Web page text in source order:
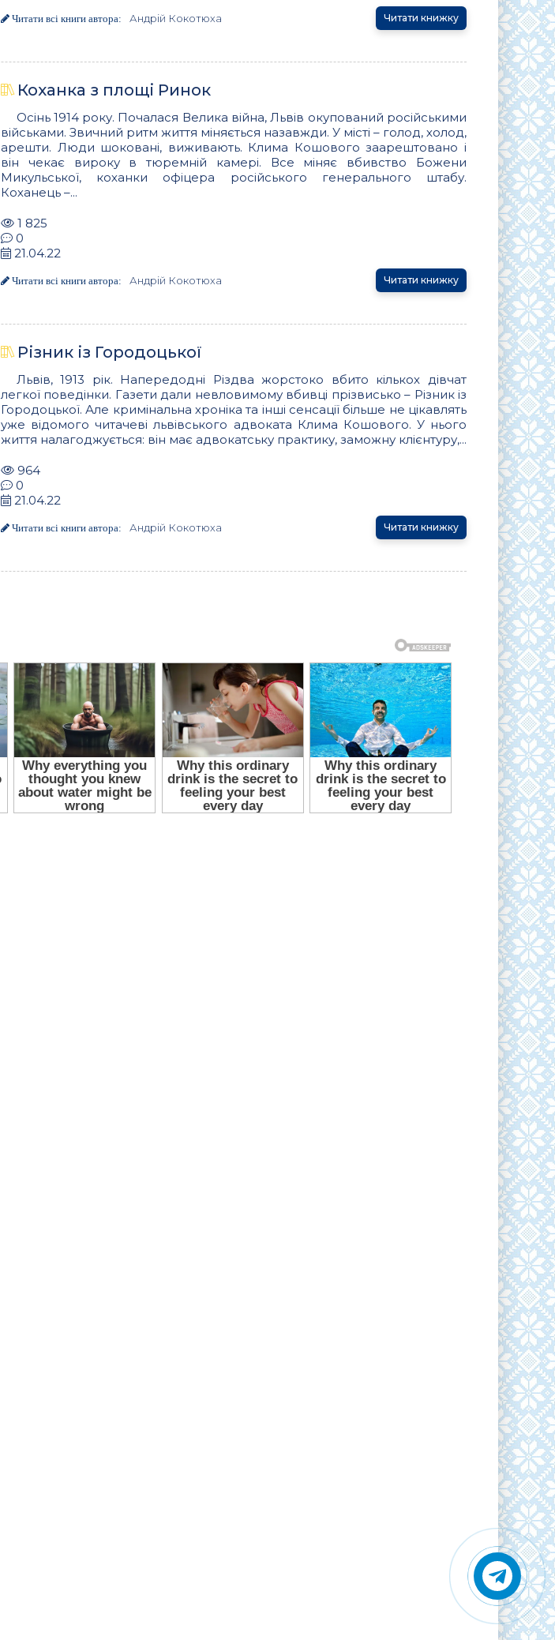
Читати всі книги автора: Андрій Кокотюха Читати книжку
Коханка з площі Ринок
Осінь 1914 року. Почалася Велика війна, Львів окупований російськими
військами. Звичний ритм життя міняється назавжди. У місті – голод, холод,
арешти. Люди шоковані, виживають. Клима Кошового заарештовано і
він чекає вироку в тюремній камері. Все міняє вбивство Божени
Микульської, коханки офіцера російського генерального штабу.
Коханець –...
1 825
0
21.04.22
Читати всі книги автора: Андрій Кокотюха Читати книжку
Різник із Городоцької
Львів, 1913 рік. Напередодні Різдва жорстоко вбито кількох дівчат
легкої поведінки. Газети дали невловимому вбивці прізвисько – Різник із
Городоцької. Але кримінальна хроніка та інші сенсації більше не цікавлять
уже відомого читачеві львівського адвоката Клима Кошового. У нього
життя налагоджується: він має адвокатську практику, заможну клієнтуру,...
964
0
21.04.22
Читати всі книги автора: Андрій Кокотюха Читати книжку